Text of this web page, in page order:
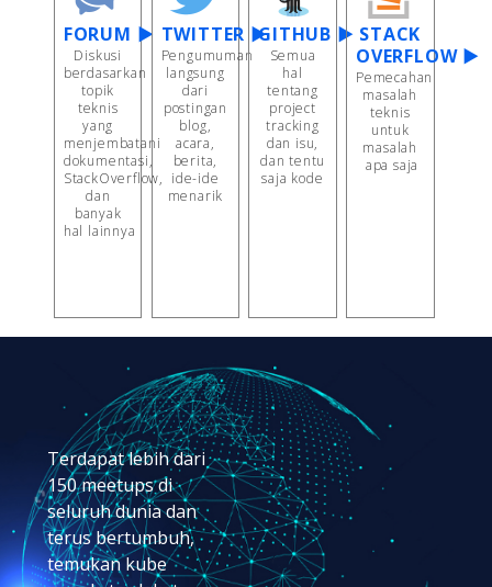
FORUM ▶
Diskusi
berdasarkan
topik
teknis
yang
menjembatani
dokumentasi,
StackOverflow,
dan
banyak
hal lainnya
TWITTER ▶
Pengumuman
langsung
dari
postingan
blog,
acara,
berita,
ide-ide
menarik
GITHUB ▶
Semua
hal
tentang
project
tracking
dan isu,
dan tentu
saja kode
STACK
OVERFLOW ▶
Pemecahan
masalah
teknis
untuk
masalah
apa saja
Terdapat lebih dari
150 meetups di
seluruh dunia dan
terus bertumbuh,
temukan kube